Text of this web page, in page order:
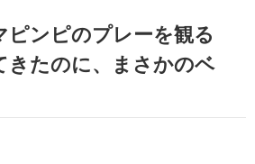
ピンピのプレーを観る
きたのに、まさかのベ